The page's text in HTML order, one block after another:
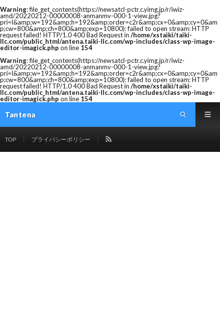
Warning: file_get_contents(https://newsatcl-pctr.c.yimg.jp/r/iwiz-
amd/20220212-00000008-anmanmv-000-1-view.jpg?
pri=l&amp;w=192&amp;h=192&amp;order=c2r&amp;cx=0&amp;cy=0&am
p;cw=800&amp;ch=800&amp;exp=10800): failed to open stream: HTTP
request failed! HTTP/1.0 400 Bad Request in /home/xstaiki/taiki-
llc.com/public_html/antena.taiki-llc.com/wp-includes/class-wp-image-
editor-imagick.php on line 154
Warning: file_get_contents(https://newsatcl-pctr.c.yimg.jp/r/iwiz-
amd/20220212-00000008-anmanmv-000-1-view.jpg?
pri=l&amp;w=192&amp;h=192&amp;order=c2r&amp;cx=0&amp;cy=0&am
p;cw=800&amp;ch=800&amp;exp=10800): failed to open stream: HTTP
request failed! HTTP/1.0 400 Bad Request in /home/xstaiki/taiki-
llc.com/public_html/antena.taiki-llc.com/wp-includes/class-wp-image-
editor-imagick.php on line 154
Tantena
TOP プライバシーポリシー